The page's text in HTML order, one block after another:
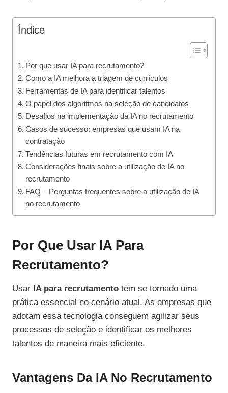
Índice
Por que usar IA para recrutamento?
Como a IA melhora a triagem de currículos
Ferramentas de IA para identificar talentos
O papel dos algoritmos na seleção de candidatos
Desafios na implementação da IA no recrutamento
Casos de sucesso: empresas que usam IA na
contratação
Tendências futuras em recrutamento com IA
Considerações finais sobre a utilização de IA no
recrutamento
FAQ – Perguntas frequentes sobre a utilização de IA
no recrutamento
Por Que Usar IA Para
Recrutamento?
Usar IA para recrutamento tem se tornado uma
prática essencial no cenário atual. As empresas que
adotam essa tecnologia conseguem agilizar seus
processos de seleção e identificar os melhores
talentos de maneira mais eficiente.
Vantagens Da IA No Recrutamento